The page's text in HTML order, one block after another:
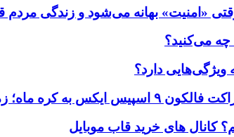
«امنیت» بهانه می‌شود و زندگی مردم
چه می‌کنید؟
ویژگی‌هایی دارد؟
زمان و جزئیات دقیق حادثه
کانال های خرید قاب موبایل